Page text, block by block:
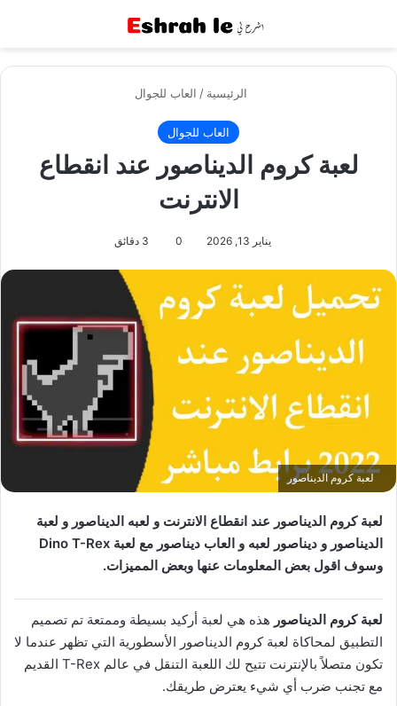
الرئيسية / العاب للجوال
العاب للجوال
لعبة كروم الديناصور عند انقطاع
الانترنت
يناير 13, 2026 0
لعبة كروم الديناصور
لعبة كروم الديناصور عند انقطاع الانترنت و لعبه الديناصور و لعبة
وسوف اقول بعض المعلومات عنها وبعض المميزات.
لعبة كروم الديناصور هذه هي لعبة أركيد بسيطة وممتعة تم تصميم
التطبيق لمحاكاة لعبة كروم الديناصور الأسطورية التي تظهر عندما لا
تكون متصلاً بالإنترنت تتيح لك اللعبة التنقل في عالم T-Rex القديم
مع تجنب ضرب أي شيء يعترض طريقك.